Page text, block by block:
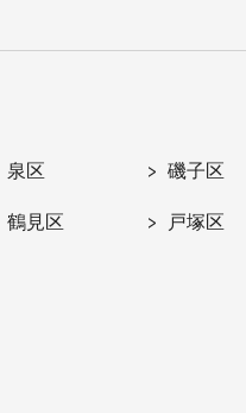
泉区 磯子区
鶴見区 戸塚区